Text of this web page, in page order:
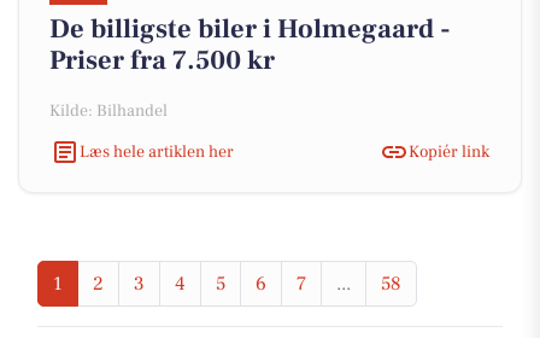
De billigste biler i Holmegaard -
Priser fra 7.500 kr
Kilde: Bilhandel
Læs hele artiklen her
Kopiér link
1 2 3 4 5 6 7 ... 58